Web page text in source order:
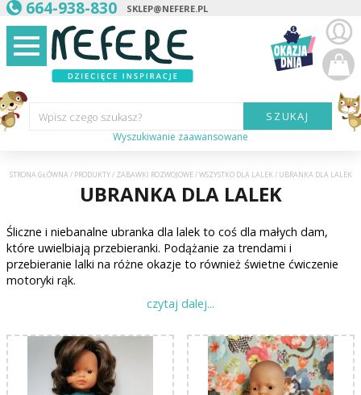
664-938-830 SKLEP@NEFERE.PL
Wpisz czego szukasz?
Kategoria:
Wiek
dziecka:
Płeć dziecka:
Cena do:
SZUKAJ
Wyszukiwanie zaawansowane
STRONA GŁÓWNA/ PRODUKTY/ ZABAWKI ROZWOJOWE/WSZYSTKO DLA LALEK/ UBRANKA DLA LALEK
UBRANKA DLA LALEK
Śliczne i niebanalne ubranka dla lalek to coś dla małych dam,
które uwielbiają przebieranki. Podążanie za trendami i
przebieranie lalki na różne okazje to również świetne ćwiczenie
motoryki rąk.